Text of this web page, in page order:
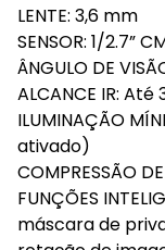
LENTE: 3,6 mm
SENSOR: 1/2.7”
ÂNGULO DE
ALCANCE IR:
ILUMINAÇÃO
ativado)
COMPRESSÃO
FUNÇÕES
máscara de